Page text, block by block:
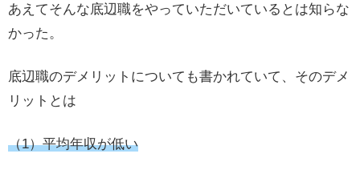
あえてそんな底辺職をやっていただいているとは知らな
かった。
底辺職のデメリットについても書かれていて、そのデメ
リットとは
（1）平均年収が低い